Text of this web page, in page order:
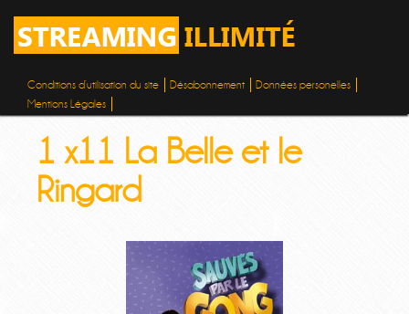
Conditions d’utilisation du site Désabonnement
Données personelles
Mentions Légales
1 x11 La Belle et le
Ringard